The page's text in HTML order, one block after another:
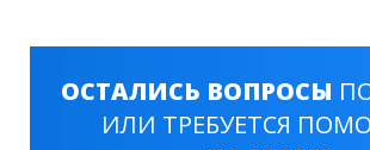
ОСТАЛИСЬ ВОПРОСЫ
ИЛИ ТРЕБУЕТСЯ